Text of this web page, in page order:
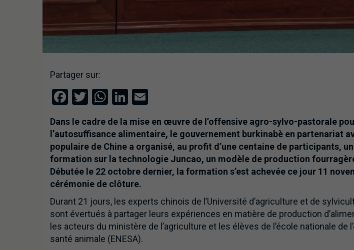
Partager sur:
Facebook
Twitter
WhatsApp
LinkedIn
Email
Dans le cadre de la mise en œuvre de l’offensive agro-sylvo-pastorale
l’autosuffisance alimentaire, le gouvernement burkinabè en partenariat
populaire de Chine a organisé, au profit d’une centaine de participants,
formation sur la technologie Juncao, un modèle de production
Débutée le 22 octobre dernier, la formation s’est achevée ce jour 11
cérémonie de clôture.
Durant 21 jours, les experts chinois de l’Université d’agriculture et de
sont évertués à partager leurs expériences en matière de production
les acteurs du ministère de l’agriculture et les élèves de l’école nationale de
santé animale (ENESA).